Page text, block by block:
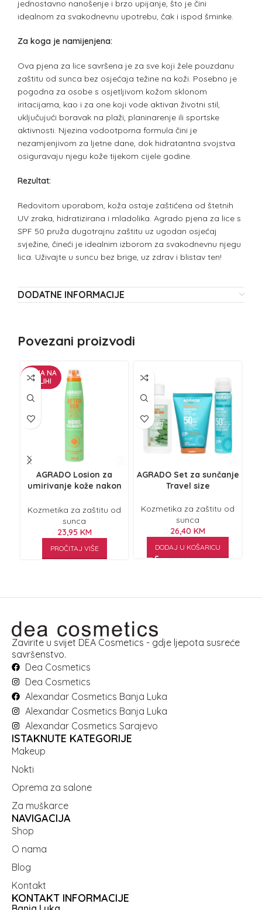
jednostavno nanošenje i brzo upijanje, što je čini
idealnom za svakodnevnu upotrebu, čak i ispod šminke.
Za koga je namijenjena:
Ova pjena za lice savršena je za sve koji žele pouzdanu
zaštitu od sunca bez osjećaja težine na koži. Posebno je
pogodna za osobe s osjetljivom kožom sklonom
iritacijama, kao i za one koji vode aktivan životni stil,
uključujući boravak na plaži, planinarenje ili sportske
aktivnosti. Njezina vodootporna formula čini je
nezamjenjivom za ljetne dane, dok hidratantna svojstva
osiguravaju njegu kože tijekom cijele godine.
Rezultat:
Redovitom uporabom, koža ostaje zaštićena od štetnih
UV zraka, hidratizirana i mladolika. Agrado pjena za lice s
SPF 50 pruža dugotrajnu zaštitu uz ugodan osjećaj
svježine, čineći je idealnim izborom za svakodnevnu njegu
lica. Uživajte u suncu bez brige, uz zdrav i blistav ten!
DODATNE INFORMACIJE
Povezani proizvodi
NEMA NA
ZALIHI
AGRADO Losion za
umirivanje kože nakon
Kozmetika za zaštitu od
sunca
23,95 KM
PROČITAJ VIŠE
AGRADO Set za sunčanje
Travel size
Kozmetika za zaštitu od
sunca
26,40 KM
DODAJ U KOŠARICU
Zavirite u svijet DEA Cosmetics - gdje ljepota susreće
savršenstvo.
Dea Cosmetics
Dea Cosmetics
Alexandar Cosmetics Banja Luka
Alexandar Cosmetics Banja Luka
Alexandar Cosmetics Sarajevo
ISTAKNUTE KATEGORIJE
Makeup
Nokti
Oprema za salone
Za muškarce
NAVIGACIJA
Shop
O nama
Blog
Kontakt
KONTAKT INFORMACIJE